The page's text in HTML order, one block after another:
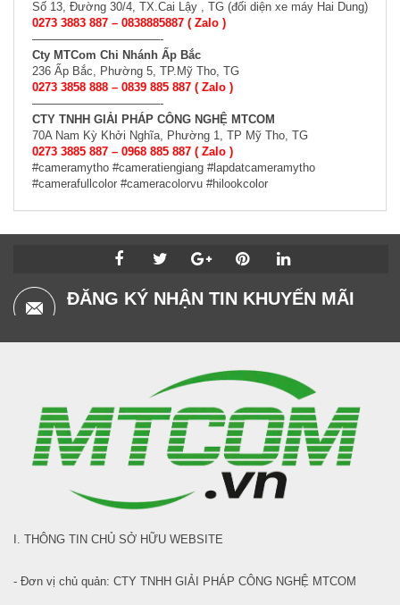
Số 13, Đường 30/4, TX.Cai Lậy , TG (đối diện xe máy Hai Dung)
0273 3883 887 – 0838885887 ( Zalo )
———————————-
Cty MTCom Chi Nhánh Ấp Bắc
236 Ấp Bắc, Phường 5, TP.Mỹ Tho, TG
0273 3858 888 – 0839 885 887 ( Zalo )
———————————-
CTY TNHH GIẢI PHÁP CÔNG NGHỆ MTCOM
70A Nam Kỳ Khởi Nghĩa, Phường 1, TP Mỹ Tho, TG
0273 3885 887 – 0968 885 887 ( Zalo )
#cameramytho #cameratiengiang #lapdatcameramytho
#camerafullcolor #cameracolorvu #hilookcolor
ĐĂNG KÝ NHẬN TIN KHUYẾN MÃI
I. THÔNG TIN CHỦ SỞ HỮU WEBSITE
- Đơn vị chủ quản: CTY TNHH GIẢI PHÁP CÔNG NGHỆ MTCOM